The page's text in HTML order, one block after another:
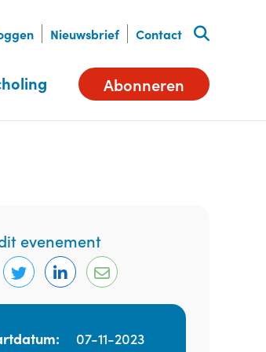
Nieuwsbrief Contact
Abonneren
evenement
07-11-2023